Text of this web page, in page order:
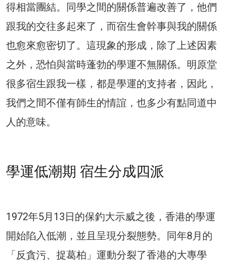
得相當團結。同學之間的關係普遍改善了，他們
跟我的交往多起來了，而宿生會幹事與我的關係
也愈來愈密切了。這現象的形成，除了上述因素
之外，恐怕與當時蓬勃的學運不無關係。明原堂
很多宿生跟我一樣，都是學運的支持者，因此，
我們之間不僅有師生的情誼，也多少有點同道中
人的意味。
學運低潮期 宿生分成四派
1972年5月13日的保釣大示威之後，香港的學運
開始陷入低潮，並且呈現分裂態勢。同年8月的
「反貪污、捉葛柏」運動分裂了香港的大專學